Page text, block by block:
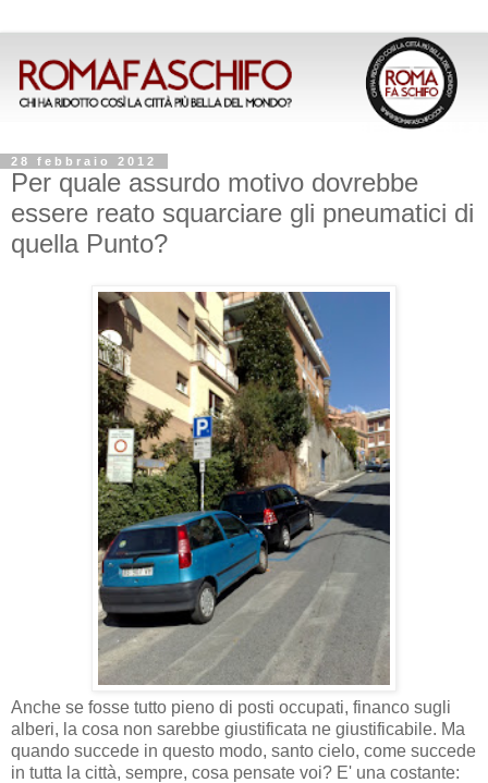
28 febbraio 2012
Per quale assurdo motivo dovrebbe
essere reato squarciare gli pneumatici di
quella Punto?
Anche se fosse tutto pieno di posti occupati, financo sugli
alberi, la cosa non sarebbe giustificata ne giustificabile. Ma
quando succede in questo modo, santo cielo, come succede
in tutta la città, sempre, cosa pensate voi? E' una costante: